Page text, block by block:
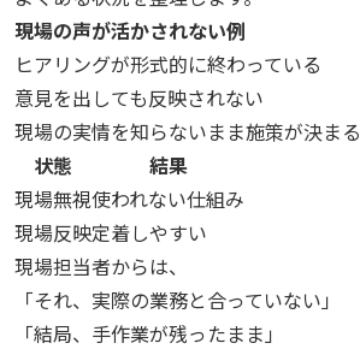
現場の声が活かされない例
ヒアリングが形式的に終わっている
意見を出しても反映されない
現場の実情を知らないまま施策が決まる
状態
結果
現場無視使われない仕組み
現場反映定着しやすい
現場担当者からは、
「それ、実際の業務と合っていない」
「結局、手作業が残ったまま」